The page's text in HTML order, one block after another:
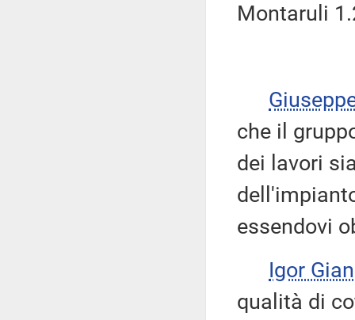
Montaruli
che il
dei lavori
essendovi
Igor
qualità di